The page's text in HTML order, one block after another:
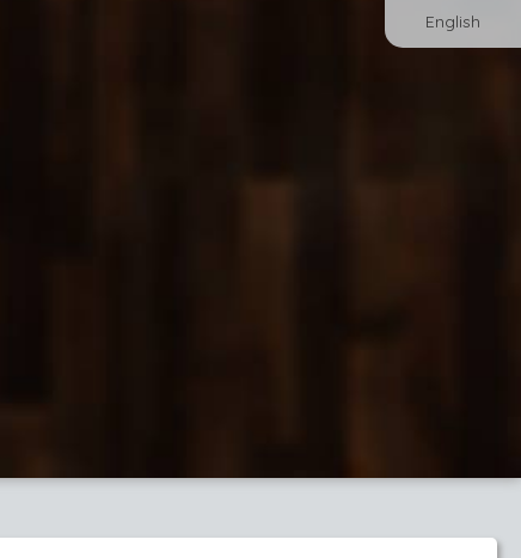
English